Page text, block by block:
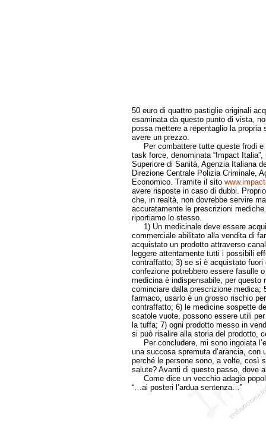
50 euro di quattro pastiglie originali
esaminata da questo punto di vista,
possa mettere a repentaglio la
avere un prezzo.
Per combattere tutte queste frodi e
task force, denominata “Impact
Superiore di Sanità, Agenzia Italiana
Direzione Centrale Polizia Criminale,
Economico. Tramite il sito
avere risposte in caso di dubbi.
che, in realtà, non dovrebbe servire
accuratamente le prescrizioni
riportiamo lo stesso.
1) Un medicinale deve essere
commerciale abilitato alla vendita di
acquistato un prodotto attraverso
leggere attentamente tutti i possibili
contraffatto; 3) se si è acquistato
confezione potrebbero essere fasulle
medicina è indispensabile, per
cominciare dalla prescrizione medica;
farmaco, usarlo è un grosso rischio
contraffatto; 6) le medicine sospette
scatole vuote, possono essere utili
la tuffa; 7) ogni prodotto messo in
si può risalire alla storia del prodotto,
Per concludere, mi sono ingoiata
una succosa spremuta d’arancia, con
perché le persone sono, a volte, così
salute? Avanti di questo passo, dove
Come dice un vecchio adagio
“…ai posteri l’ardua sentenza…”